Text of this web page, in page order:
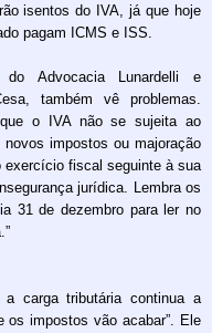
isentos do IVA, já que hoje
pagam ICMS e ISS.
Advocacia Lunardelli e
também vê problemas.
o IVA não se sujeita ao
impostos ou majoração
exercício fiscal seguinte à sua
jurídica. Lembra os
31 de dezembro para ler no
carga tributária continua a
os impostos vão acabar”. Ele